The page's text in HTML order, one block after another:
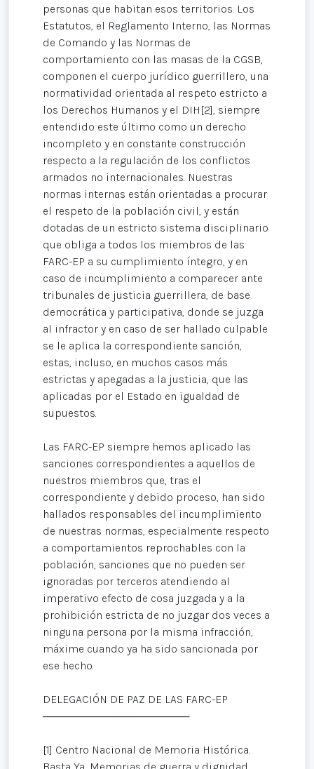
personas que habitan esos territorios. Los
Estatutos, el Reglamento Interno, las Normas
de Comando y las Normas de
comportamiento con las masas de la CGSB,
componen el cuerpo jurídico guerrillero, una
normatividad orientada al respeto estricto a
los Derechos Humanos y el DIH[2], siempre
entendido este último como un derecho
incompleto y en constante construcción
respecto a la regulación de los conflictos
armados no internacionales. Nuestras
normas internas están orientadas a procurar
el respeto de la población civil, y están
dotadas de un estricto sistema disciplinario
que obliga a todos los miembros de las
FARC-EP a su cumplimiento íntegro, y en
caso de incumplimiento a comparecer ante
tribunales de justicia guerrillera, de base
democrática y participativa, donde se juzga
al infractor y en caso de ser hallado culpable
se le aplica la correspondiente sanción,
estas, incluso, en muchos casos más
estrictas y apegadas a la justicia, que las
aplicadas por el Estado en igualdad de
supuestos.
Las FARC-EP siempre hemos aplicado las
sanciones correspondientes a aquellos de
nuestros miembros que, tras el
correspondiente y debido proceso, han sido
hallados responsables del incumplimiento
de nuestras normas, especialmente respecto
a comportamientos reprochables con la
población, sanciones que no pueden ser
ignoradas por terceros atendiendo al
imperativo efecto de cosa juzgada y a la
prohibición estricta de no juzgar dos veces a
ninguna persona por la misma infracción,
máxime cuando ya ha sido sancionada por
ese hecho.
DELEGACIÓN DE PAZ DE LAS FARC-EP
───────────────────
[1] Centro Nacional de Memoria Histórica.